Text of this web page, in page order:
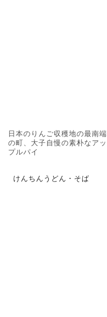
日本のりんご収穫地の最南端
の町、大子自慢の素朴なアッ
プルパイ
けんちんうどん・そば